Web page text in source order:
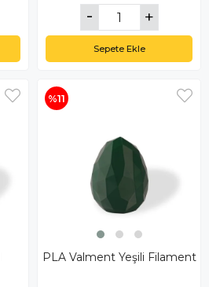
Sepete Ekle
PLA Valment Yeşili Filament
%11